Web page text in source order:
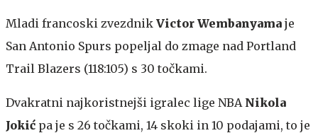
Mladi francoski zvezdnik Victor Wembanyama je
San Antonio Spurs popeljal do zmage nad Portland
Trail Blazers (118:105) s 30 točkami.
Dvakratni najkoristnejši igralec lige NBA Nikola
Jokić pa je s 26 točkami, 14 skoki in 10 podajami, to je